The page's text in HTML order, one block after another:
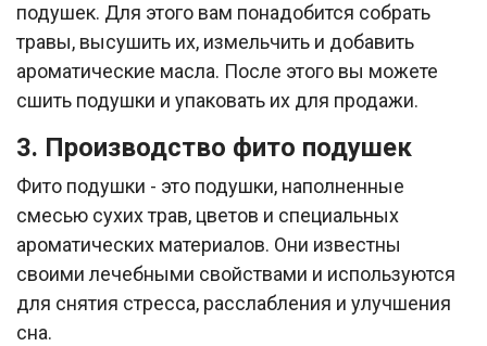
подушек. Для этого вам понадобится собрать
травы, высушить их, измельчить и добавить
ароматические масла. После этого вы можете
сшить подушки и упаковать их для продажи.
3. Производство фито подушек
Фито подушки - это подушки, наполненные
смесью сухих трав, цветов и специальных
ароматических материалов. Они известны
своими лечебными свойствами и используются
для снятия стресса, расслабления и улучшения
сна.